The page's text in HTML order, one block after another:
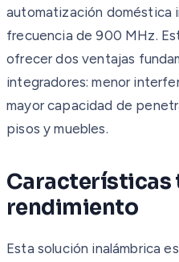
automatización doméstica
frecuencia de 900 MHz.
ofrecer dos ventajas
integradores: menor
mayor capacidad de
pisos y muebles.
Características
rendimiento
Esta solución inalámbrica